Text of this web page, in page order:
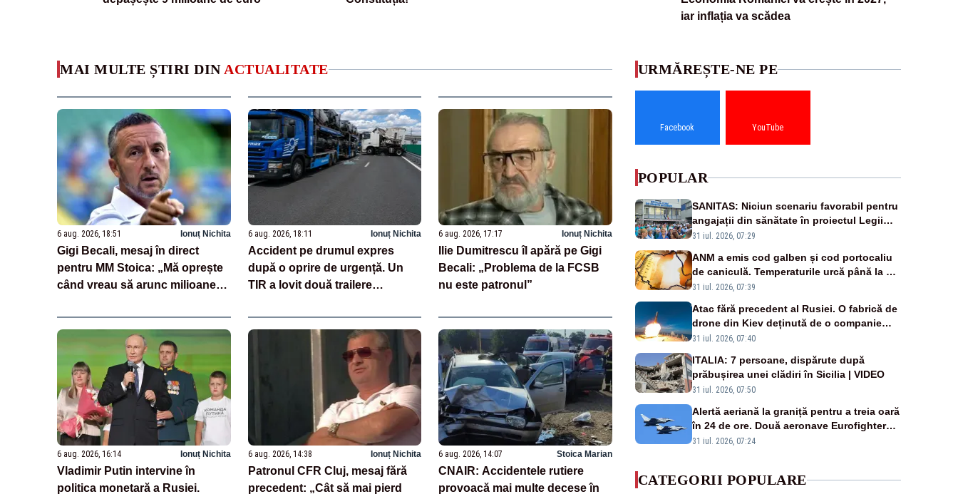
iar inflația va scădea
MAI MULTE ȘTIRI DIN ACTUALITATE
6 aug. 2026, 18:51 Ionuț Nichita
Gigi Becali, mesaj în direct
pentru MM Stoica: „Mă oprește
când vreau să arunc milioane
6 aug. 2026, 18:11 Ionuț Nichita
Accident pe drumul expres
după o oprire de urgență. Un
TIR a lovit două trailere
6 aug. 2026, 17:17 Ionuț Nichita
Ilie Dumitrescu îl apără pe Gigi
Becali: „Problema de la FCSB
nu este patronul”
6 aug. 2026, 16:14 Ionuț Nichita
Vladimir Putin intervine în
politica monetară a Rusiei.
6 aug. 2026, 14:38 Ionuț Nichita
Patronul CFR Cluj, mesaj fără
precedent: „Cât să mai pierd
6 aug. 2026, 14:07 Stoica Marian
CNAIR: Accidentele rutiere
provoacă mai multe decese în
URMĂREȘTE-NE PE
Facebook YouTube
POPULAR
SANITAS: Niciun scenariu favorabil pentru
angajații din sănătate în proiectul Legii
salarizării
31 iul. 2026, 07:29
ANM a emis cod galben și cod portocaliu
de caniculă. Temperaturile urcă până la 38
de grade, iar nopțile devin tropicale
31 iul. 2026, 07:39
Atac fără precedent al Rusiei. O fabrică de
drone din Kiev deținută de o companie
americană, distrusă de o rachetă rusească
31 iul. 2026, 07:40
ITALIA: 7 persoane, dispărute după
prăbușirea unei clădiri în Sicilia | VIDEO
31 iul. 2026, 07:50
Alertă aeriană la graniță pentru a treia oară
în 24 de ore. Două aeronave Eurofighter
britanice au fost ridicate de la sol
31 iul. 2026, 07:24
CATEGORII POPULARE